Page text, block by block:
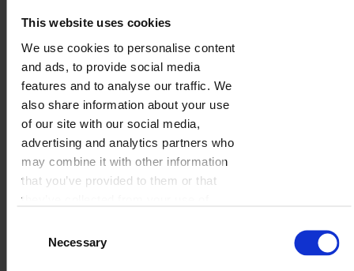
This website uses cookies
We use cookies to personalise content
and ads, to provide social media
features and to analyse our traffic. We
also share information about your use
of our site with our social media,
advertising and analytics partners who
may combine it with other information
that you’ve provided to them or that
they’ve collected from your use of
SelectionNecessary